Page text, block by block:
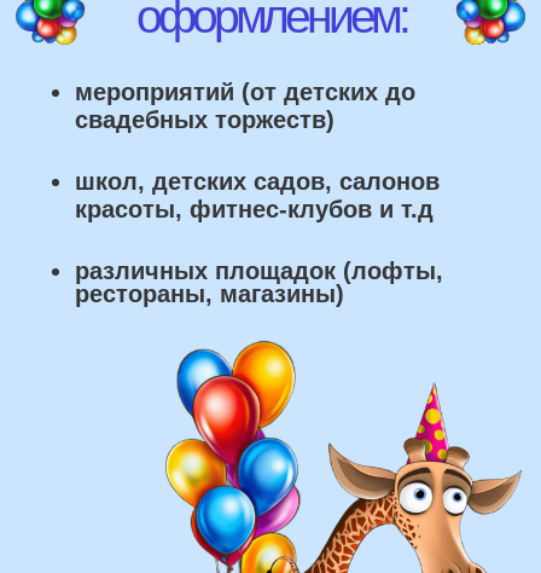
составление различных фонтанов
оформление фотозон
фигуры любой сложности
что мы умеем делать из